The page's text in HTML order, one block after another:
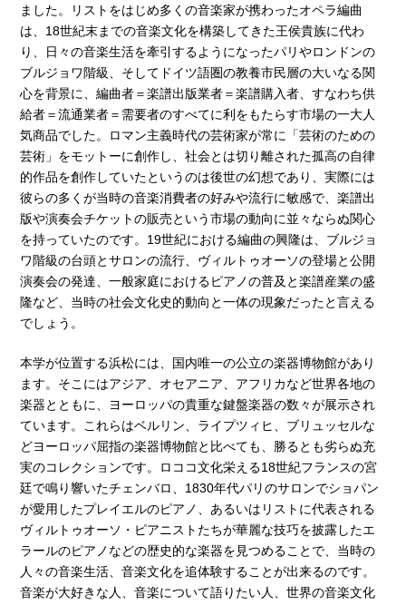
ました。リストをはじめ多くの音楽家が携わったオペラ編曲
は、18世紀末までの音楽文化を構築してきた王侯貴族に代わ
り、日々の音楽生活を牽引するようになったパリやロンドンの
ブルジョワ階級、そしてドイツ語圏の教養市民層の大いなる関
心を背景に、編曲者＝楽譜出版業者＝楽譜購入者、すなわち供
給者＝流通業者＝需要者のすべてに利をもたらす市場の一大人
気商品でした。ロマン主義時代の芸術家が常に「芸術のための
芸術」をモットーに創作し、社会とは切り離された孤高の自律
的作品を創作していたというのは後世の幻想であり、実際には
彼らの多くが当時の音楽消費者の好みや流行に敏感で、楽譜出
版や演奏会チケットの販売という市場の動向に並々ならぬ関心
を持っていたのです。19世紀における編曲の興隆は、ブルジョ
ワ階級の台頭とサロンの流行、ヴィルトゥオーソの登場と公開
演奏会の発達、一般家庭におけるピアノの普及と楽譜産業の盛
隆など、当時の社会文化史的動向と一体の現象だったと言える
でしょう。
本学が位置する浜松には、国内唯一の公立の楽器博物館があり
ます。そこにはアジア、オセアニア、アフリカなど世界各地の
楽器とともに、ヨーロッパの貴重な鍵盤楽器の数々が展示され
ています。これらはベルリン、ライプツィヒ、ブリュッセルな
どヨーロッパ屈指の楽器博物館と比べても、勝るとも劣らぬ充
実のコレクションです。ロココ文化栄える18世紀フランスの宮
廷で鳴り響いたチェンバロ、1830年代パリのサロンでショパン
が愛用したプレイエルのピアノ、あるいはリストに代表される
ヴィルトゥオーソ・ピアニストたちが華麗な技巧を披露したエ
ラールのピアノなどの歴史的な楽器を見つめることで、当時の
人々の音楽生活、音楽文化を追体験することが出来るのです。
音楽が大好きな人、音楽について語りたい人、世界の音楽文化